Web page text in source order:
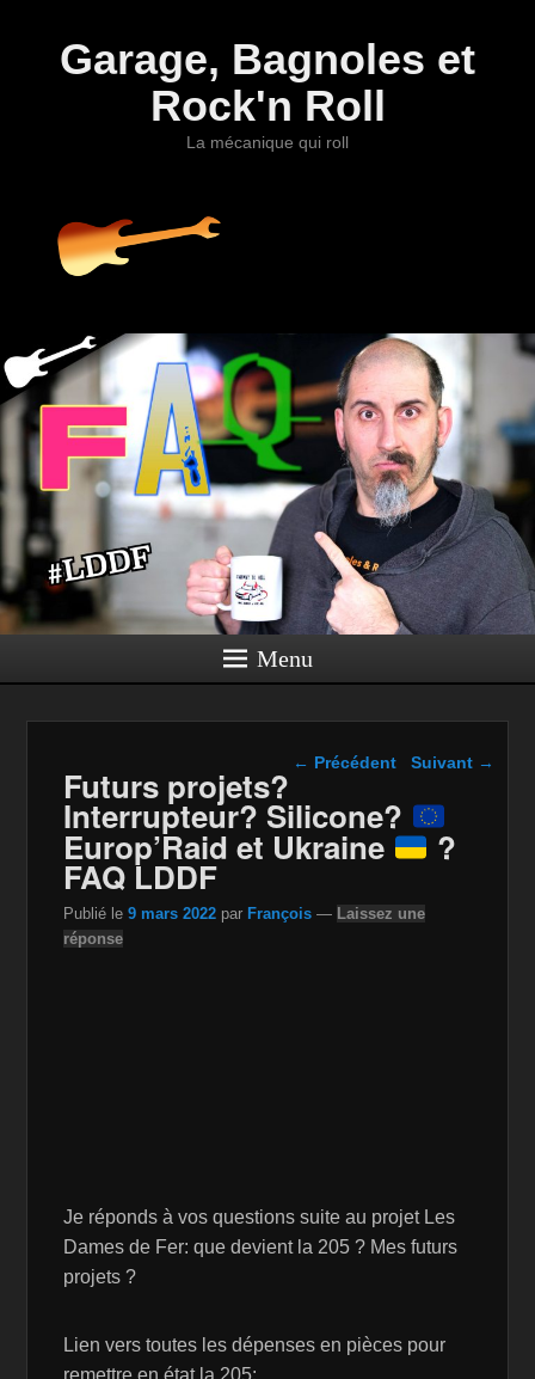
Garage, Bagnoles et
Rock'n Roll
La mécanique qui roll
Menu
Navigation dans les
← Précédent Suivant →
Futurs projets?
Interrupteur? Silicone?
Europ’Raid et Ukraine ?
FAQ LDDF
Publié le9 mars 2022 par François — Laissez une
réponse
Je réponds à vos questions suite au projet Les
Dames de Fer: que devient la 205 ? Mes futurs
projets ?
Lien vers toutes les dépenses en pièces pour